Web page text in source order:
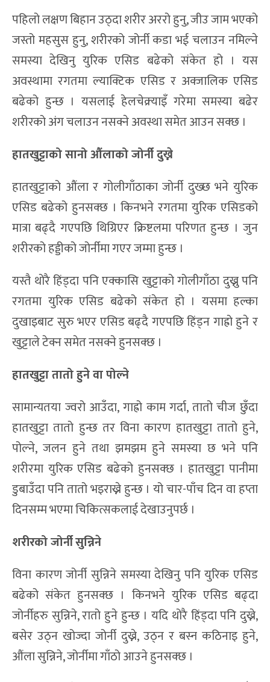
पहिलो लक्षण बिहान उठ्दा शरीर अररो हुनु, जीउ जाम भएको
जस्तो महसुस हुनु, शरीरको जोर्नी कडा भई चलाउन नमिल्ने
समस्या देखिनु युरिक एसिड बढेको संकेत हो । यस
अवस्थामा रगतमा ल्याक्टिक एसिड र अक्जालिक एसिड
बढेको हुन्छ । यसलाई हेलचेक्र्याइँ गरेमा समस्या बढेर
शरीरको अंग चलाउन नसक्ने अवस्था समेत आउन सक्छ ।
हातखुट्टाको सानो औंलाको जर्नी दुख्ने
हातखुट्टाको औंला र गोलीगाँठाका जोर्नी दुख्छ भने युरिक
एसिड बढेको हुनसक्छ । किनभने रगतमा युरिक एसिडको
मात्रा बढ्दै गएपछि थिग्रिएर क्रिष्टलमा परिणत हुन्छ । जुन
शरीरको हड्डीको जोर्नीमा गएर जम्मा हुन्छ ।
यस्तै थोरै हिंड्दा पनि एक्कासि खुट्टाको गोलीगाँठा दुख्नु पनि
रगतमा युरिक एसिड बढेको संकेत हो । यसमा हल्का
दुखाइबाट सुरु भएर एसिड बढ्दै गएपछि हिंड्न गाह्रो हुने र
खुट्टाले टेक्न समेत नसक्ने हुनसक्छ ।
हातखुट्टा तातो हुने वा पोल्ने
सामान्यतया ज्वरो आउँदा, गाह्रो काम गर्दा, तातो चीज छुँदा
हातखुट्टा तातो हुन्छ तर विना कारण हातखुट्टा तातो हुने,
पोल्ने, जलन हुने तथा झमझम हुने समस्या छ भने पनि
शरीरमा युरिक एसिड बढेको हुनसक्छ । हातखुट्टा पानीमा
डुबाउँदा पनि तातो भइराख्ने हुन्छ । यो चार-पाँच दिन वा हप्ता
दिनसम्म भएमा चिकित्सकलाई देखाउनुपर्छ ।
शरीरको जोर्नीसुन्निने
विना कारण जोर्नी सुन्निने समस्या देखिनु पनि युरिक एसिड
बढेको संकेत हुनसक्छ । किनभने युरिक एसिड बढ्दा
जोर्नीहरु सुन्निने, रातो हुने हुन्छ । यदि थोरै हिंड्दा पनि दुख्ने,
बसेर उठ्न खोज्दा जोर्नी दुख्ने, उठ्न र बस्न कठिनाइ हुने,
औंला सुन्निने, जोर्नीमा गाँठो आउने हुनसक्छ ।